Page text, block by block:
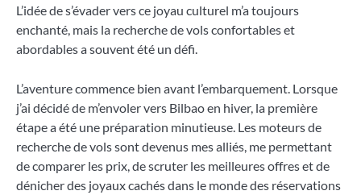
L’idée de s’évader vers ce joyau culturel m’a toujours
enchanté, mais la recherche de vols confortables et
abordables a souvent été un défi.
L’aventure commence bien avant l’embarquement. Lorsque
j’ai décidé de m’envoler vers Bilbao en hiver, la première
étape a été une préparation minutieuse. Les moteurs de
recherche de vols sont devenus mes alliés, me permettant
de comparer les prix, de scruter les meilleures offres et de
dénicher des joyaux cachés dans le monde des réservations